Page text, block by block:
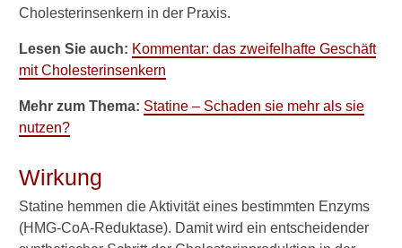
Cholesterinsenkern in der Praxis.
Lesen Sie auch: Kommentar: das zweifelhafte Geschäft
mit Cholesterinsenkern
Mehr zum Thema: Statine – Schaden sie mehr als sie
nutzen?
Wirkung
Statine hemmen die Aktivität eines bestimmten Enzyms
(HMG-CoA-Reduktase). Damit wird ein entscheidender
Cholesterin-Werte zu hoch -
Ursachen und Behandlung
Folgen von zu hohem
Cholesterin
Natürliche
Triglycerid-Werte zu hoch